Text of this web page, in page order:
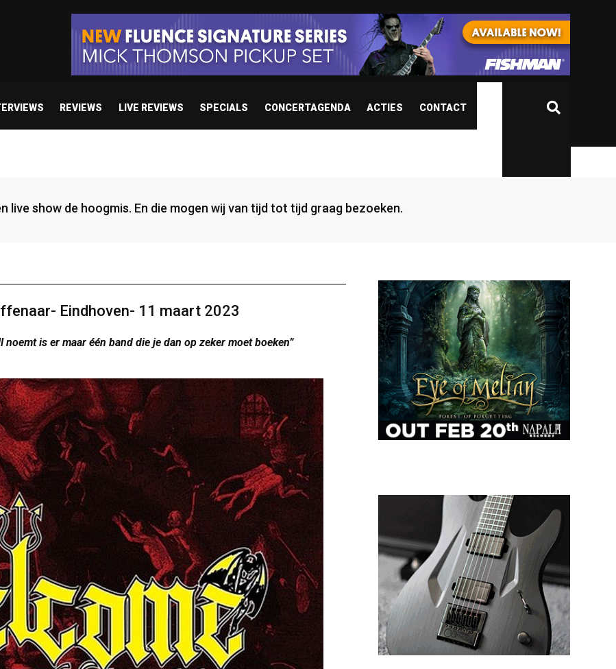
REVIEWS LIVE REVIEWS SPECIALS CONCERTAGENDA ACTIES CONTACT
live show de hoogmis. En die mogen wij van tijd tot tijd graag bezoeken.
Eindhoven- 11 maart 2023
is er maar één band die je dan op zeker moet boeken”